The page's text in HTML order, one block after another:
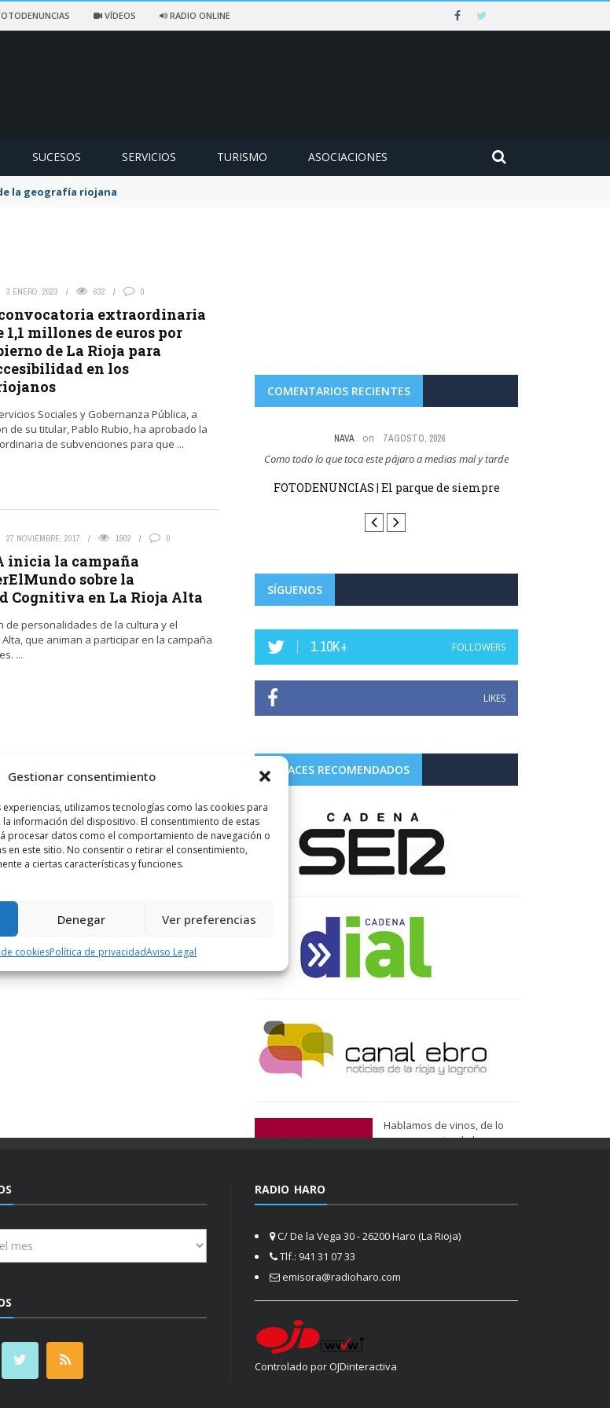
Gestionar consentimiento
utilizamos tecnologías como las cookies para
información del dispositivo. El consentimiento de estas
procesar datos como el comportamiento de navegación o
en este sitio. No consentir o retirar el consentimiento,
a ciertas características y funciones.
Denegar Ver preferencias
cookiesPolítica de privacidadAviso Legal
VÍDEOS RADIO ONLINE
SUCESOS SERVICIOS TURISMO ASOCIACIONES
la geografía riojana
3 ENERO, 2023 632 0
extraordinaria
1,1 millones de euros por
de La Rioja para
en los
Sociales y Gobernanza Pública, a
de su titular, Pablo Rubio, ha aprobado la
de subvenciones para que ...
27 NOVIEMBRE, 2017 1902 0
inicia la campaña
sobre la
Cognitiva en La Rioja Alta
de personalidades de la cultura y el
que animan a participar en la campaña
...
COMENTARIOS RECIENTES
EX SOCIALISTA on 6 AGOSTO, 2026 NAVA on 7 AGOSTO, 2026
Como todo lo que toca este pájaro a medias mal y tarde
FOTODENUNCIAS | El parque de siempre
SÍGUENOS
1.10K+ FOLLOWERS
LIKES
ENLACES RECOMENDADOS
Hablamos de vinos, de lo
que nos gusta, de lo que
RADIO HARO
C/ De la Vega 30 - 26200 Haro (La Rioja)
Tlf.: 941 31 07 33
emisora@radioharo.com
Controlado por OJDinteractiva